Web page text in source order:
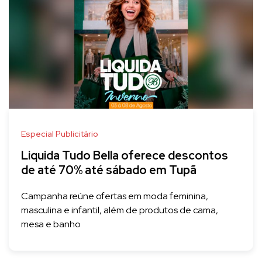
Especial Publicitário
Liquida Tudo Bella oferece descontos
de até 70% até sábado em Tupã
Campanha reúne ofertas em moda feminina,
masculina e infantil, além de produtos de cama,
mesa e banho